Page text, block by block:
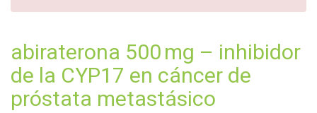
abiraterona 500 mg – inhibidor
de la CYP17 en cáncer de
próstata metastásico